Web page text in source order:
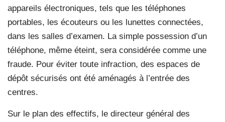
appareils électroniques, tels que les téléphones
portables, les écouteurs ou les lunettes connectées,
dans les salles d’examen. La simple possession d’un
téléphone, même éteint, sera considérée comme une
fraude. Pour éviter toute infraction, des espaces de
dépôt sécurisés ont été aménagés à l’entrée des
centres.
Sur le plan des effectifs, le directeur général des